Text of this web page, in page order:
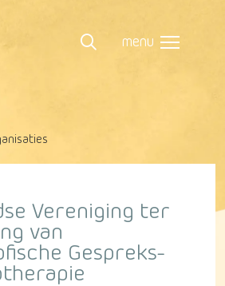
menu
Vereniging ter
van
Gespreks-